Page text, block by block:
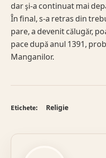
dar şi-a continuat mai
În final, s-a retras din
pare, a devenit călugăr,
pace după anul 1391,
Manganilor.
Etichete: Religie